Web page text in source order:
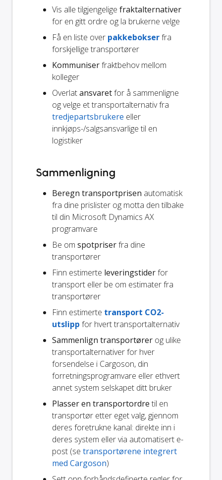
Vis alle tilgjengelige fraktalternativer
for en gitt ordre og la brukerne velge
Få en liste over pakkebokserfra
forskjellige transportører
Kommuniserfraktbehov mellom
kolleger
Overlatansvaretfor å sammenligne
og velge et transportalternativ fra
tredjepartsbrukere eller
innkjøps-/salgsansvarlige til en
logistiker
Sammenligning
Beregn transportprisen automatisk
fra dine prislister og motta den tilbake
til din Microsoft Dynamics AX
programvare
Be om spotpriserfra dine
transportører
Finn estimerte leveringstiderfor
transport eller be om estimater fra
transportører
Finn estimerte transport CO2-
utslipp for hvert transportalternativ
Sammenlign transportører og ulike
transportalternativer for hver
forsendelse i Cargoson, din
forretningsprogramvare eller ethvert
annet system selskapet ditt bruker
Plasser en transportordre til en
transportør etter eget valg, gjennom
deres foretrukne kanal: direkte inn i
deres system eller via automatisert e-
post (se transportørene integrert
med Cargoson)